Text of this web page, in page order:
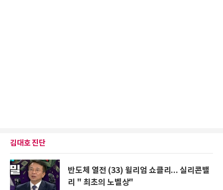
김대호 진단
반도체 열전 (33) 윌리엄 쇼클리... 실리콘밸
리 " 최초의 노벨상"